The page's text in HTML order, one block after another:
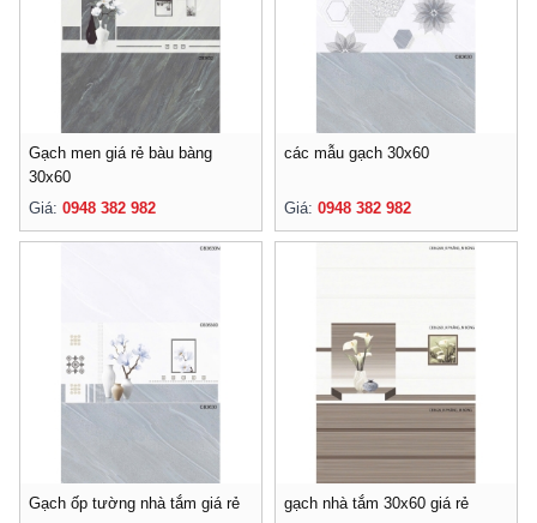
Gạch men giá rẻ bàu bàng
30x60
Giá: 0948 382 982
các mẫu gạch 30x60
Giá: 0948 382 982
Gạch ốp tường nhà tắm giá rẻ gạch nhà tắm 30x60 giá rẻ